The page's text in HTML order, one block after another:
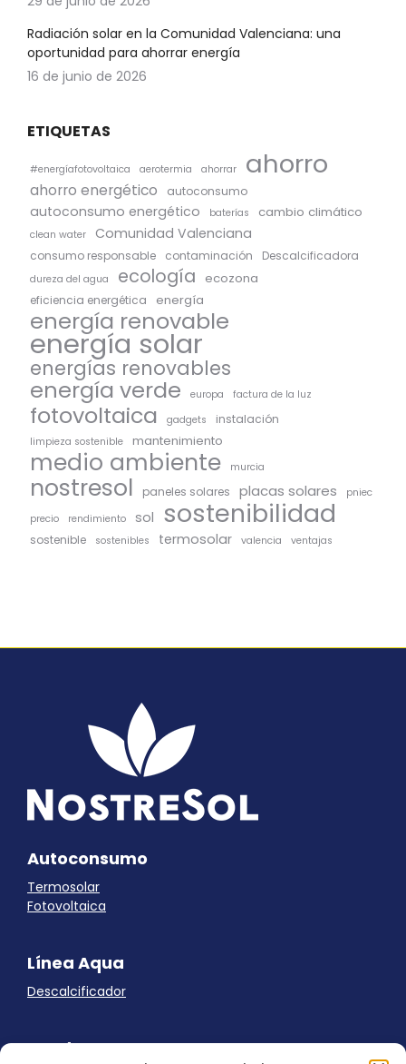
Radiación solar en la Comunidad Valenciana: una
oportunidad para ahorrar energía
16 de junio de 2026
ETIQUETAS
#energíafotovoltaica aerotermia ahorrar ahorro
ahorro energético autoconsumo
autoconsumo energético baterías cambio climático
clean water Comunidad Valenciana
consumo responsable contaminación Descalcificadora
dureza del agua ecología ecozona
eficiencia energética energía
energía renovable
energía solar
energías renovables
energía verde europa factura de la luz
fotovoltaica gadgets instalación
limpieza sostenible mantenimiento
medio ambiente murcia
nostresol paneles solares placas solares
pniec
precio
rendimiento sol sostenibilidad
sostenible sostenibles termosolar valencia ventajas
Autoconsumo
Termosolar
Fotovoltaica
Línea Aqua
Descalcificador
Ayuda